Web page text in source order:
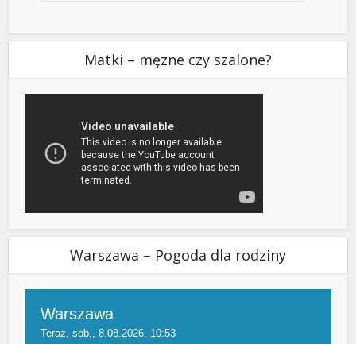
Matki – męzne czy szalone?
Warszawa – Pogoda dla rodziny